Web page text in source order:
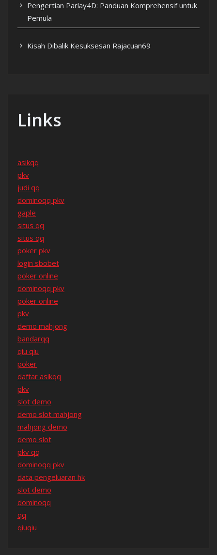
Pengertian Parlay4D: Panduan Komprehensif untuk
Pemula
Kisah Dibalik Kesuksesan Rajacuan69
Links
asikqq
pkv
judi qq
dominoqq pkv
gaple
situs qq
situs qq
poker pkv
login sbobet
poker online
dominoqq pkv
poker online
pkv
demo mahjong
bandarqq
qiu qiu
poker
daftar asikqq
pkv
slot demo
demo slot mahjong
mahjong demo
demo slot
pkv qq
dominoqq pkv
data pengeluaran hk
slot demo
dominoqq
qq
qiuqiu